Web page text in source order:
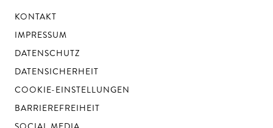
KONTAKT
IMPRESSUM
DATENSCHUTZ
DATENSICHERHEIT
COOKIE-EINSTELLUNGEN
BARRIEREFREIHEIT